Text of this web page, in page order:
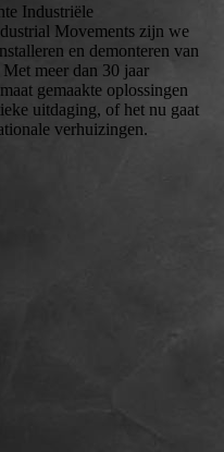
Industriële
Movements zijn we
en demonteren van
meer dan 30 jaar
gemaakte oplossingen
uitdaging, of het nu gaat
verhuizingen.